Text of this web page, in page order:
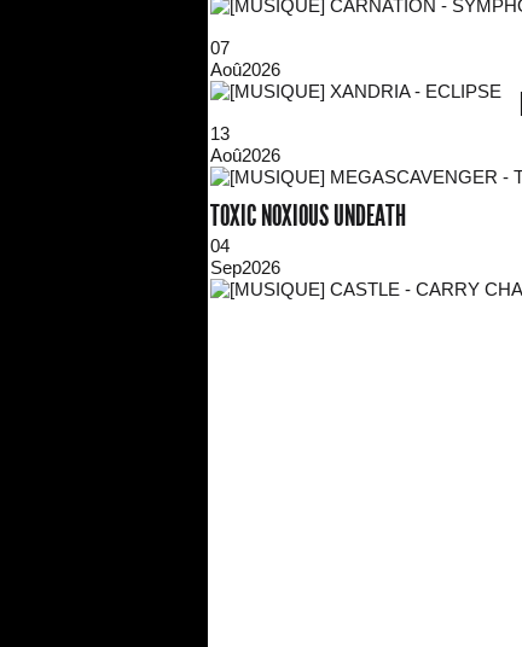
07
Aoû2026
13
Aoû2026
TOXIC NOXIOUS UNDEATH
04
Sep2026